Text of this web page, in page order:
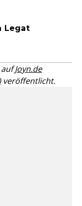
Legat
aufJoyn.de
veröffentlicht.